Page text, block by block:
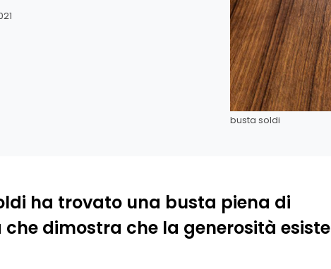
busta soldi
ha trovato una busta piena di
dimostra che la generosità esiste